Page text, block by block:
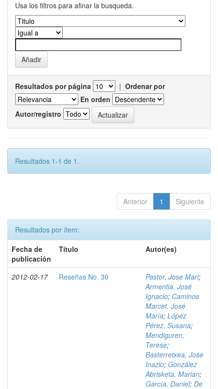
Usa los filtros para afinar la busqueda.
Resultados por página | Ordenar por
En orden
Autor/registro
Resultados 1-1 de 1.
Anterior 1 Siguiente
Resultados por ítem:
Fecha de
publicación
Título Autor(es)
2012-02-17 Reseñas No. 30 Pastor, Jose Mari;
Armentia, José
Ignacio; Caminos
Marcet, José
María; López
Pérez, Susana;
Mendiguren,
Terese;
Basterretxea, Jose
Inazio; González
Abrisketa, Marian;
García, Daniel; De